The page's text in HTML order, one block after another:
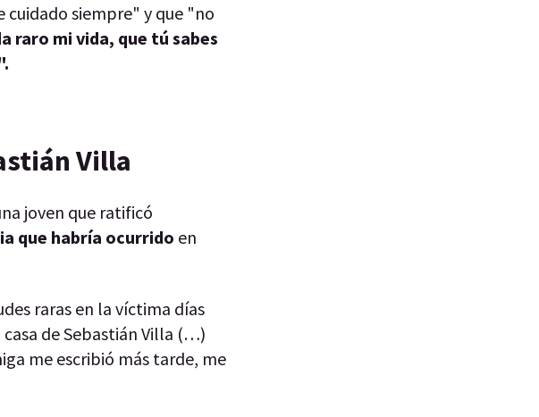
cuidado siempre" y que "no
raro mi vida, que tú sabes
Villa
joven que ratificó
que habría ocurrido en
raras en la víctima días
casa de Sebastián Villa (…)
me escribió más tarde, me